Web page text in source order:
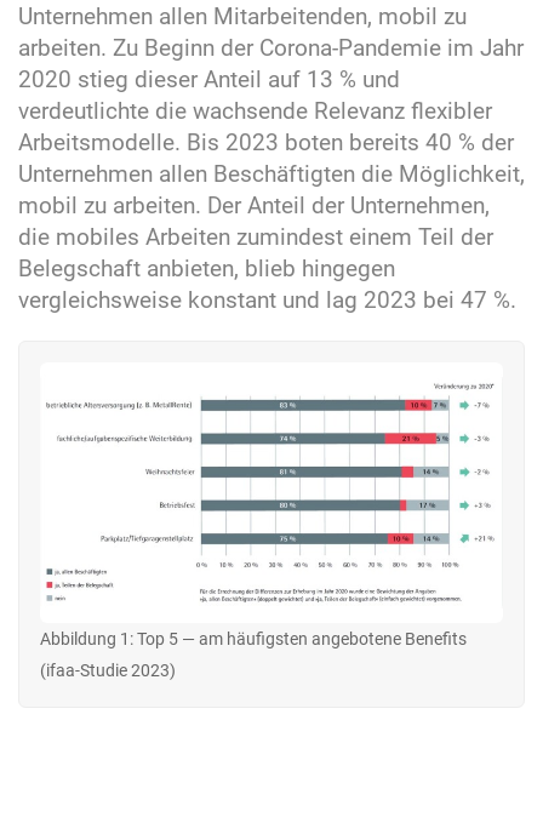
Unternehmen allen Mitarbeitenden, mobil zu
arbeiten. Zu Beginn der Corona-Pandemie im Jahr
2020 stieg dieser Anteil auf 13 % und
verdeutlichte die wachsende Relevanz flexibler
Arbeitsmodelle. Bis 2023 boten bereits 40 % der
Unternehmen allen Beschäftigten die Möglichkeit,
mobil zu arbeiten. Der Anteil der Unternehmen,
die mobiles Arbeiten zumindest einem Teil der
Belegschaft anbieten, blieb hingegen
vergleichsweise konstant und lag 2023 bei 47 %.
Abbildung 1: Top 5 — am häufigsten angebotene Benefits
(ifaa-Studie 2023)